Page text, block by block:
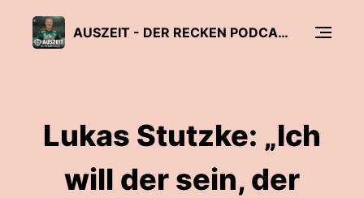
AUSZEIT - DER RECKEN PODCAST
Lukas Stutzke: „Ich
will der sein, der